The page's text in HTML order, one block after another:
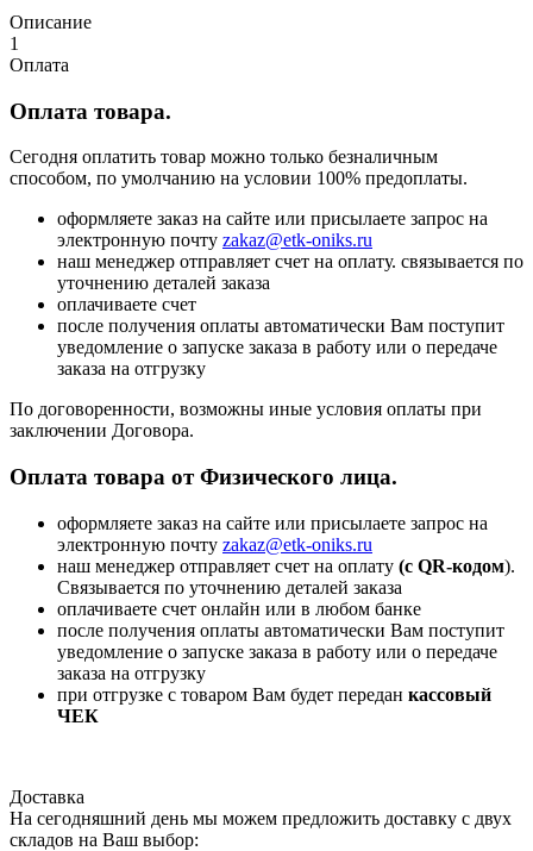
Описание
1
Оплата
Оплата товара.
Сегодня оплатить товар можно только безналичным
способом, по умолчанию на условии 100% предоплаты.
оформляете заказ на сайте или присылаете запрос на
электронную почту zakaz@etk-oniks.ru
наш менеджер отправляет счет на оплату. связывается по
уточнению деталей заказа
оплачиваете счет
после получения оплаты автоматически Вам поступит
уведомление о запуске заказа в работу или о передаче
заказа на отгрузку
По договоренности, возможны иные условия оплаты при
заключении Договора.
Оплата товара от Физического лица.
оформляете заказ на сайте или присылаете запрос на
электронную почту zakaz@etk-oniks.ru
наш менеджер отправляет счет на оплату (с QR-кодом).
Связывается по уточнению деталей заказа
оплачиваете счет онлайн или в любом банке
после получения оплаты автоматически Вам поступит
уведомление о запуске заказа в работу или о передаче
заказа на отгрузку
при отгрузке с товаром Вам будет передан кассовый
ЧЕК
Доставка
На сегодняшний день мы можем предложить доставку с двух
складов на Ваш выбор: